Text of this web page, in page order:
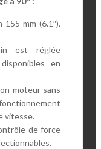
mm (6.1″),
est réglée
en
moteur sans
vitesse.
de force